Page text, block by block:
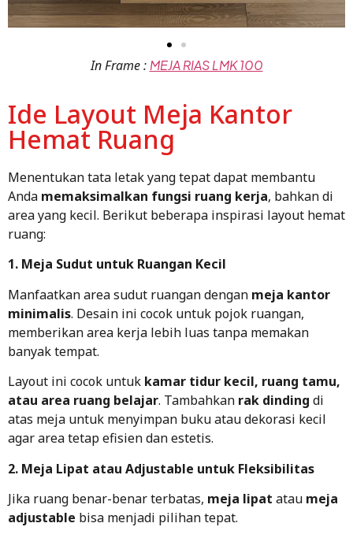
In Frame : MEJA RIAS LMK 100
Ide Layout Meja Kantor
Hemat Ruang
Menentukan tata letak yang tepat dapat membantu
Anda memaksimalkan fungsi ruang kerja, bahkan di
area yang kecil. Berikut beberapa inspirasi layout hemat
ruang:
1. Meja Sudut untuk Ruangan Kecil
Manfaatkan area sudut ruangan dengan meja kantor
minimalis. Desain ini cocok untuk pojok ruangan,
memberikan area kerja lebih luas tanpa memakan
banyak tempat.
Layout ini cocok untuk kamar tidur kecil, ruang tamu,
atau area ruang belajar. Tambahkan rak dinding di
atas meja untuk menyimpan buku atau dekorasi kecil
agar area tetap efisien dan estetis.
2. Meja Lipat atau Adjustable untuk Fleksibilitas
Jika ruang benar-benar terbatas, meja lipat atau meja
adjustable bisa menjadi pilihan tepat.